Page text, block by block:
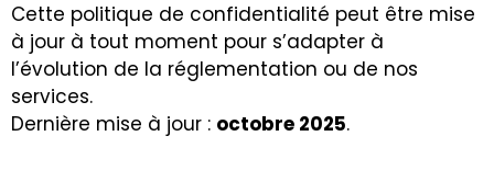
Cette politique de confidentialité peut être mise
à jour à tout moment pour s’adapter à
l’évolution de la réglementation ou de nos
services.
Dernière mise à jour : octobre 2025.